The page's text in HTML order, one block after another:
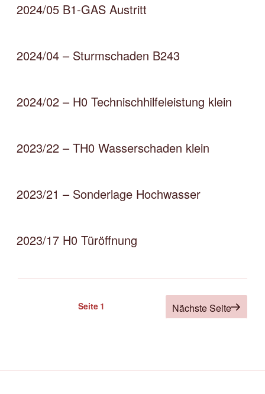
2024/05 B1-GAS Austritt
2024/04 – Sturmschaden B243
2024/02 – H0 Technischhilfeleistung klein
2023/22 – TH0 Wasserschaden klein
2023/21 – Sonderlage Hochwasser
2023/17 H0 Türöffnung
Seitennummerierung
Seite 1 Nächste Seite